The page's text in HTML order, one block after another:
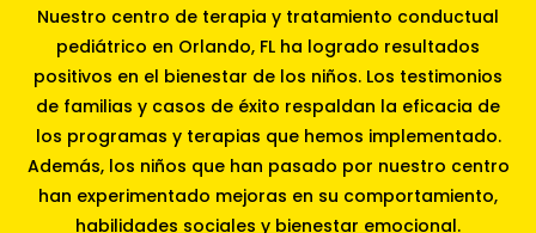
Nuestro centro de terapia y tratamiento conductual
pediátrico en Orlando, FL ha logrado resultados
positivos en el bienestar de los niños. Los testimonios
de familias y casos de éxito respaldan la eficacia de
los programas y terapias que hemos implementado.
Además, los niños que han pasado por nuestro centro
han experimentado mejoras en su comportamiento,
habilidades sociales y bienestar emocional.